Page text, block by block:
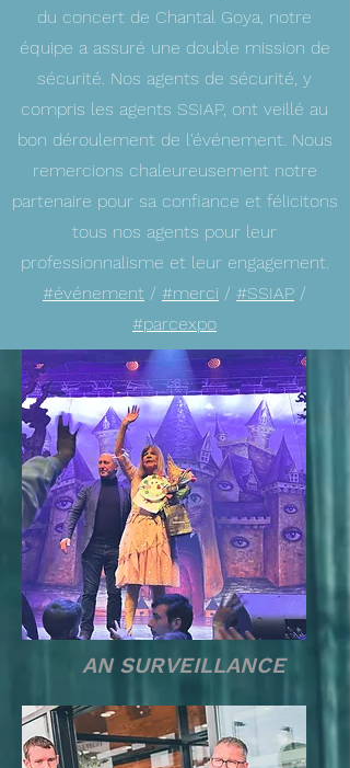
du concert de Chantal Goya, notre
équipe a assuré une double mission de
sécurité. Nos agents de sécurité, y
compris les agents SSIAP, ont veillé au
bon déroulement de l'événement. Nous
remercions chaleureusement notre
partenaire pour sa confiance et félicitons
tous nos agents pour leur
professionnalisme et leur engagement.
#événement / #merci / #SSIAP /
#parcexpo
AN SURVEILLANCE
Samedi 22 février Agen
Agora